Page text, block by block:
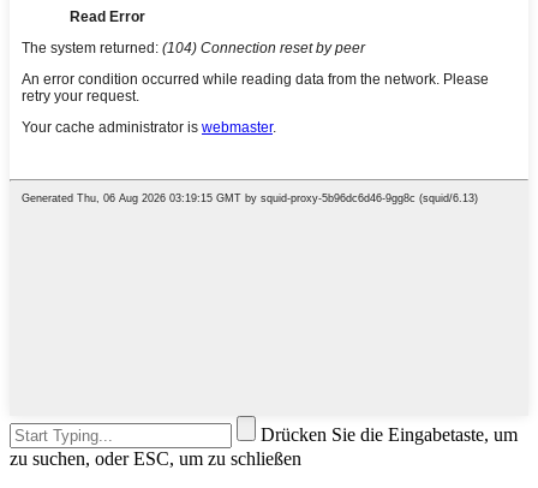
Drücken Sie die Eingabetaste, um
zu suchen, oder ESC, um zu schließen